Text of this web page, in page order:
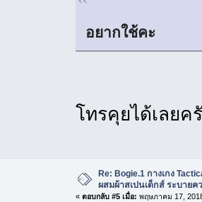
อยากใช้คะ
โทรคุยได้เลยค
Re: Bogie.1 กางเกง
ผสมผ้าสเปนเด็กส์ ระบายค
« ตอบกลับ #5 เมื่อ: พฤษภาคม 17,